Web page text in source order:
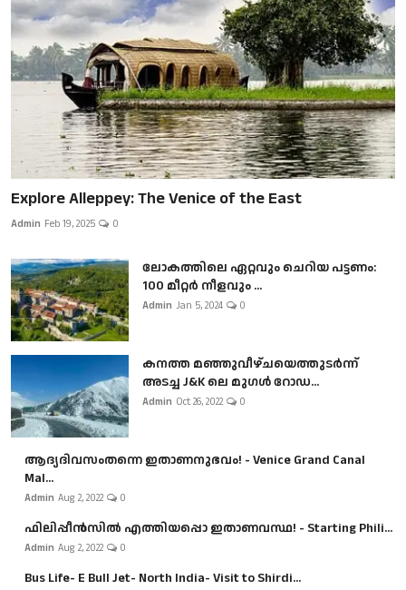
Explore Alleppey: The Venice of the East
Admin Feb 19, 2025 0
ലോകത്തിലെ ഏറ്റവും ചെറിയ പട്ടണം:
100 മീറ്റർ നീളവും ...
Admin Jan 5, 2024 0
കനത്ത മഞ്ഞുവീഴ്ചയെത്തുടർന്ന്
അടച്ച J&K ലെ മുഗൾ റോഡ...
Admin Oct 26, 2022 0
ആദ്യദിവസംതന്നെ ഇതാണനുഭവം! - Venice Grand Canal
Mal...
Admin Aug 2, 2022 0
ഫിലിപ്പീൻസിൽ എത്തിയപ്പൊ ഇതാണവസ്ഥ! - Starting Phili...
Admin Aug 2, 2022 0
Bus Life- E Bull Jet- North India- Visit to Shirdi...